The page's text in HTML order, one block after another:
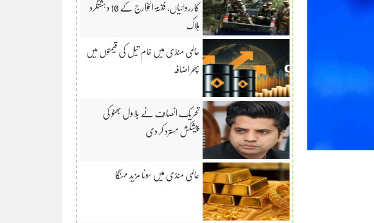
کارروائیاں، فتنۃ الخوارج کے 10 دہشتگرد
ہلاک
عالمی منڈی میں خام تیل کی قیمتوں میں
پھر اضافہ
تحریک انصاف نے بلاول بھٹو کی
پیشکش مسترد کر دی
عالمی منڈی میں سونا مزید مہنگا